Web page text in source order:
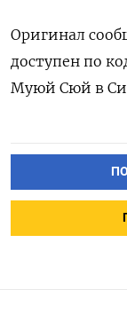
Оригинал
доступен по
Муюй Сюй в